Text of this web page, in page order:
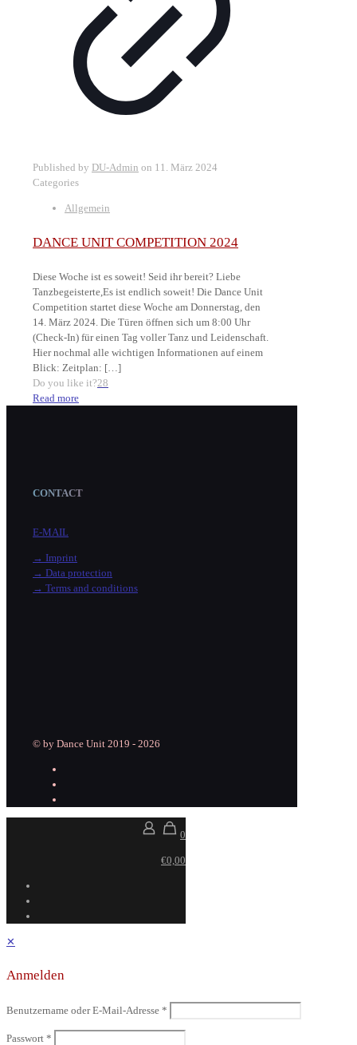
Published by DU-Admin on 11. März 2024
Categories
Allgemein
DANCE UNIT COMPETITION 2024
Diese Woche ist es soweit! Seid ihr bereit? Liebe
Tanzbegeisterte,Es ist endlich soweit! Die Dance Unit
Competition startet diese Woche am Donnerstag, den
14. März 2024. Die Türen öffnen sich um 8:00 Uhr
(Check-In) für einen Tag voller Tanz und Leidenschaft.
Hier nochmal alle wichtigen Informationen auf einem
Blick: Zeitplan: […]
Do you like it?28
Read more
CONTACT
E-MAIL
→ Imprint
→ Data protection
→ Terms and conditions
© by Dance Unit 2019 - 2026
0
€0,00
✕
Anmelden
Benutzername oder E-Mail-Adresse *
Passwort *